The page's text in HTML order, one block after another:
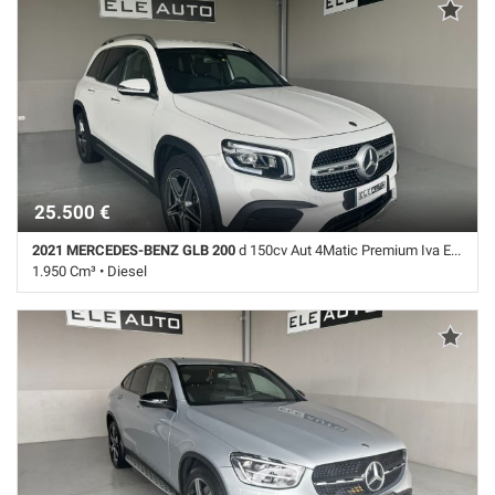
Airbag testa • Autoradio • Autoradio digitale • Bluetooth • Bracciolo •
Cambio Automatico • Cerchi in lega • Cerchi lega 18" • Chiusura
centralizzata • Climatizzatore automatico, 2 zone • Controllo
elettronico della corsia • Controllo trazione • Cruise Control • ESP • Fari
LED • Immobilizzatore elettronico • Interni in pelle • Leve al volante •
Luce d'ambiente • Pacchetto sportivo • Sensore di luce • Sensori di
parcheggio anteriori • Sensori di parcheggio posteriori • Servosterzo •
Navigatore satellitare • Specchietti laterali elettrici • Telecamera per
parcheggio assistito • Vetri oscurati
25.500 €
2021 MERCEDES-BENZ GLB 200 d 150cv Aut 4Matic Premium Iva Esposta
1.950 Cm³ • Diesel
149.000 Km • Cambio Automatico (8) • Bianco pastello • 5 Porte • ABS
• Airbag • Airbag laterali • Airbag Passeggero • Airbag testa •
Alzacristalli elettrici • Apertura Baule Elettrico • Autoradio • Autoradio
digitale • Bluetooth • Bracciolo • Cambio Automatico • CERCHI LEGA
19" • Chiusura centralizzata • Climatizzatore • Climatizzatore
automatico, 2 zone • Controllo elettronico della corsia • Controllo
trazione • Cronologia tagliandi • Cruise Control • ESP • Fari full-LED •
Fendinebbia • Frenata d'emergenza assistita • Immobilizzatore
elettronico • Interni in pelle • Leve al volante • Pacchetto sportivo •